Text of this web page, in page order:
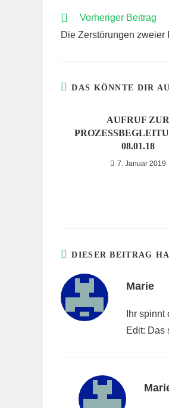
WEITERE
ANSEHEN
Vorheriger Beitrag
Die Zerstörungen zweier
DAS KÖNNTE DIR
AUFRUF ZUR
08.01.18
7. Januar 2019
DIESER BEITRAG
Marie
Ihr
Edit: Das